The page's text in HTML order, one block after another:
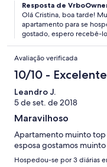
Resposta de
Olá Cristina, boa tarde!
apartamento para se
gostado, espero recebê-
Avaliação verificada
10/10 - Excelente
Leandro J.
5 de set. de 2018
Maravilhoso
Apartamento muinto top
esposa gostamos muinto
Hospedou-se por 3 diárias